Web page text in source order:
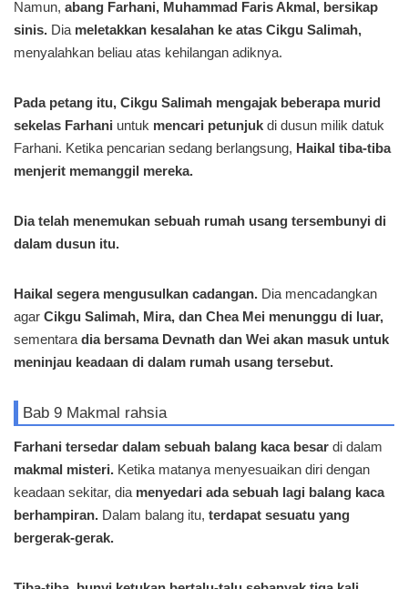
Namun, abang Farhani, Muhammad Faris Akmal, bersikap
sinis. Dia meletakkan kesalahan ke atas Cikgu Salimah,
menyalahkan beliau atas kehilangan adiknya.
Pada petang itu, Cikgu Salimah mengajak beberapa murid
sekelas Farhani untuk mencari petunjuk di dusun milik datuk
Farhani. Ketika pencarian sedang berlangsung, Haikal tiba-tiba
menjerit memanggil mereka.
Dia telah menemukan sebuah rumah usang tersembunyi di
dalam dusun itu.
Haikal segera mengusulkan cadangan. Dia mencadangkan
agar Cikgu Salimah, Mira, dan Chea Mei menunggu di luar,
sementara dia bersama Devnath dan Wei akan masuk untuk
meninjau keadaan di dalam rumah usang tersebut.
Bab 9 Makmal rahsia
Farhani tersedar dalam sebuah balang kaca besar di dalam
makmal misteri. Ketika matanya menyesuaikan diri dengan
keadaan sekitar, dia menyedari ada sebuah lagi balang kaca
berhampiran. Dalam balang itu, terdapat sesuatu yang
bergerak-gerak.